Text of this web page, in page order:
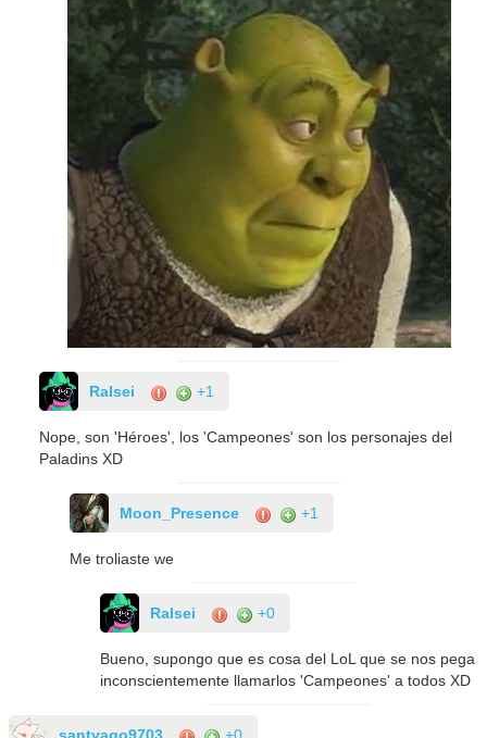
Ralsei +1
Nope, son 'Héroes', los 'Campeones' son los personajes del
Paladins XD
Moon_Presence +1
Me troliaste we
Ralsei +0
Bueno, supongo que es cosa del LoL que se nos pega
inconscientemente llamarlos 'Campeones' a todos XD